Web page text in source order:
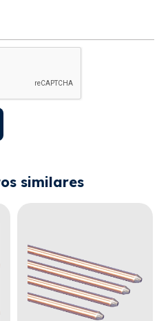
similares